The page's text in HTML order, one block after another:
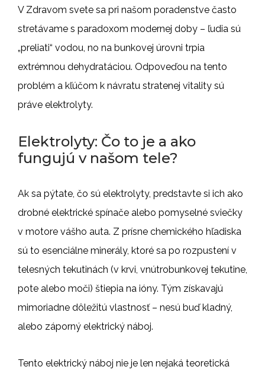
V Zdravom svete sa pri našom poradenstve často
stretávame s paradoxom modernej doby – ľudia sú
„preliati“ vodou, no na bunkovej úrovni trpia
extrémnou dehydratáciou. Odpoveďou na tento
problém a kľúčom k návratu stratenej vitality sú
práve elektrolyty.
Elektrolyty: Čo to je a ako
fungujú v našom tele?
Ak sa pýtate, čo sú elektrolyty, predstavte si ich ako
drobné elektrické spínače alebo pomyselné sviečky
v motore vášho auta. Z prísne chemického hľadiska
sú to esenciálne minerály, ktoré sa po rozpustení v
telesných tekutinách (v krvi, vnútrobunkovej tekutine,
pote alebo moči) štiepia na ióny. Tým získavajú
mimoriadne dôležitú vlastnosť – nesú buď kladný,
alebo záporný elektrický náboj.
Tento elektrický náboj nie je len nejaká teoretická